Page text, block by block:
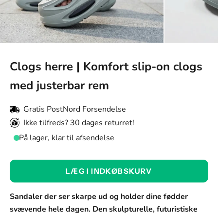
Clogs herre | Komfort slip-on clogs
med justerbar rem
Gratis PostNord Forsendelse
Ikke tilfreds? 30 dages returret!
På lager, klar til afsendelse
Farve:
Farve
Grå
LÆG I INDKØBSKURV
Sandaler der ser skarpe ud og holder dine fødder
svævende hele dagen. Den skulpturelle, futuristiske